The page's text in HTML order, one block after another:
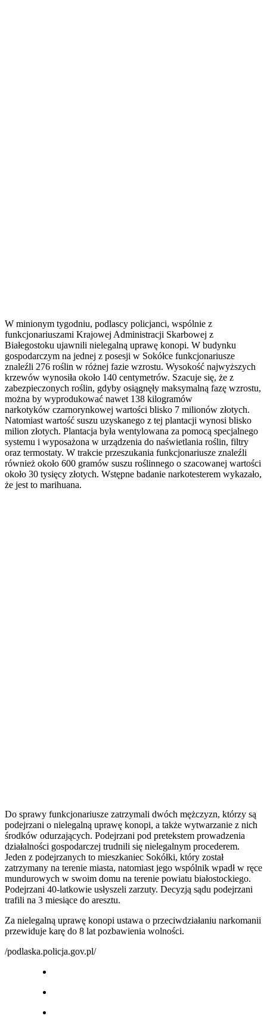
W minionym tygodniu, podlascy policjanci, wspólnie z
funkcjonariuszami Krajowej Administracji Skarbowej z
Białegostoku ujawnili nielegalną uprawę konopi. W budynku
gospodarczym na jednej z posesji w Sokółce funkcjonariusze
znaleźli 276 roślin w różnej fazie wzrostu. Wysokość najwyższych
krzewów wynosiła około 140 centymetrów. Szacuje się, że z
zabezpieczonych roślin, gdyby osiągnęły maksymalną fazę wzrostu,
można by wyprodukować nawet 138 kilogramów
narkotyków czarnorynkowej wartości blisko 7 milionów złotych.
Natomiast wartość suszu uzyskanego z tej plantacji wynosi blisko
milion złotych. Plantacja była wentylowana za pomocą specjalnego
systemu i wyposażona w urządzenia do naświetlania roślin, filtry
oraz termostaty. W trakcie przeszukania funkcjonariusze znaleźli
również około 600 gramów suszu roślinnego o szacowanej wartości
około 30 tysięcy złotych. Wstępne badanie narkotesterem wykazało,
że jest to marihuana.
Do sprawy funkcjonariusze zatrzymali dwóch mężczyzn, którzy są
podejrzani o nielegalną uprawę konopi, a także wytwarzanie z nich
środków odurzających. Podejrzani pod pretekstem prowadzenia
działalności gospodarczej trudnili się nielegalnym procederem.
Jeden z podejrzanych to mieszkaniec Sokółki, który został
zatrzymany na terenie miasta, natomiast jego wspólnik wpadł w ręce
mundurowych w swoim domu na terenie powiatu białostockiego.
Podejrzani 40-latkowie usłyszeli zarzuty. Decyzją sądu podejrzani
trafili na 3 miesiące do aresztu.
Za nielegalną uprawę konopi ustawa o przeciwdziałaniu narkomanii
przewiduje karę do 8 lat pozbawienia wolności.
/podlaska.policja.gov.pl/